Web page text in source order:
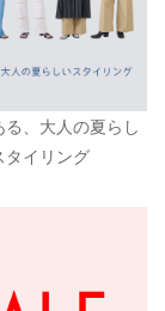
る、大人の夏らし
タイリング